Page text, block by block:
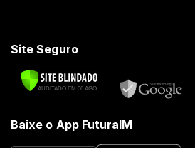
Site Seguro
Baixe o App FuturaIM